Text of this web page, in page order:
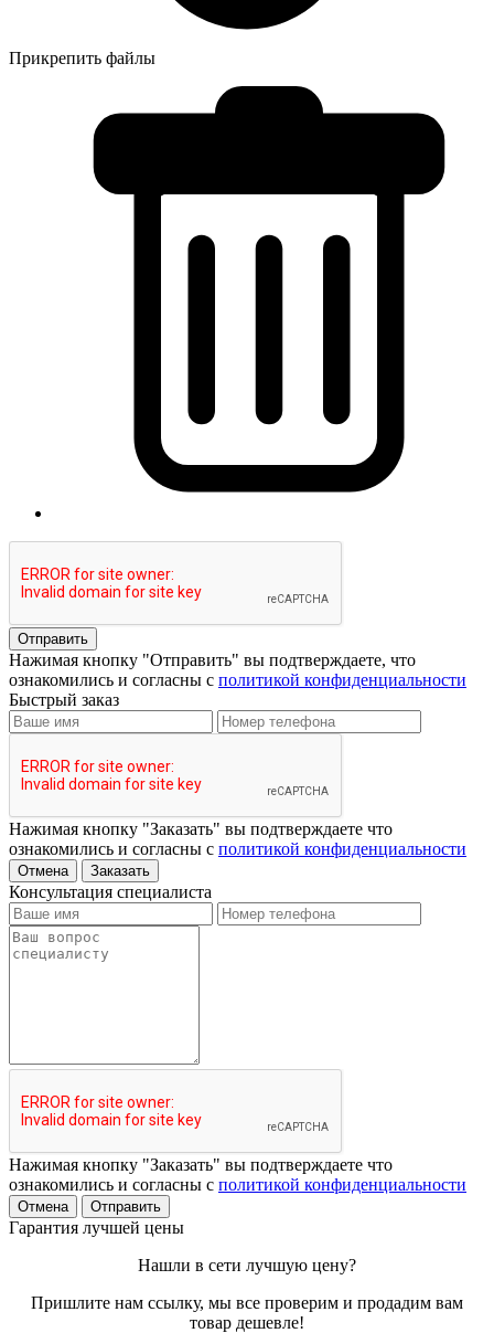
Прикрепить файлы
Отправить
Нажимая кнопку "Отправить" вы подтверждаете, что
ознакомились и согласны с политикой конфиденциальности
Быстрый заказ
Нажимая кнопку "Заказать" вы подтверждаете что
ознакомились и согласны с политикой конфиденциальности
Отмена Заказать
Консультация специалиста
Нажимая кнопку "Заказать" вы подтверждаете что
ознакомились и согласны с политикой конфиденциальности
Отмена Отправить
Гарантия лучшей цены
Нашли в сети лучшую цену?
Пришлите нам ссылку, мы все проверим и продадим вам
товар дешевле!